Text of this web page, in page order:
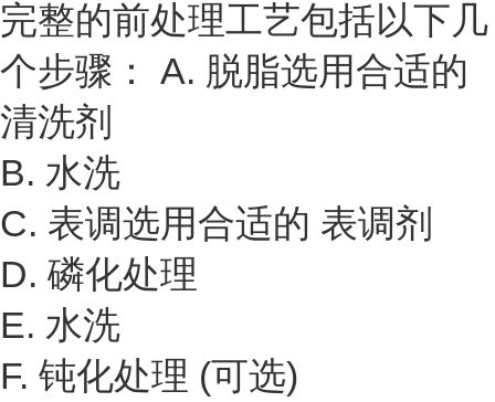
完整的前处理工艺包括以下几
个步骤： A. 脱脂选用合适的
清洗剂
B. 水洗
C. 表调选用合适的 表调剂
D. 磷化处理
E. 水洗
F. 钝化处理 (可选)